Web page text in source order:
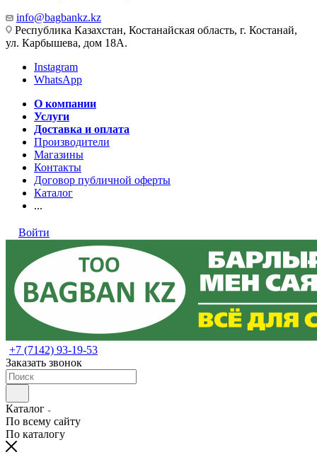
info@bagbankz.kz
Республика Казахстан, Костанайская область, г. Костанай,
ул. Карбышева, дом 18А.
Instagram
WhatsApp
О компании
Услуги
Доставка и оплата
Производители
Магазины
Контакты
Договор публичной оферты
Каталог
...
Войти
+7 (7142) 93-19-53
Заказать звонок
Каталог
По всему сайту
По каталогу